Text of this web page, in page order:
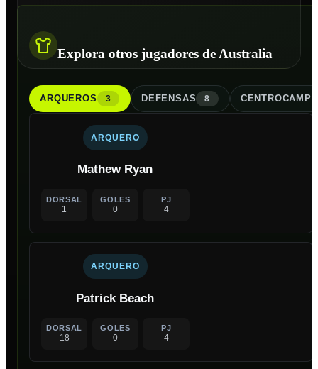
Explora otros jugadores de Australia
ARQUEROS 3 DEFENSAS 8
ARQUERO
Mathew Ryan
DORSAL
1
GOLES
0
PJ
4
ARQUERO
Patrick Beach
DORSAL
18
GOLES
0
PJ
4